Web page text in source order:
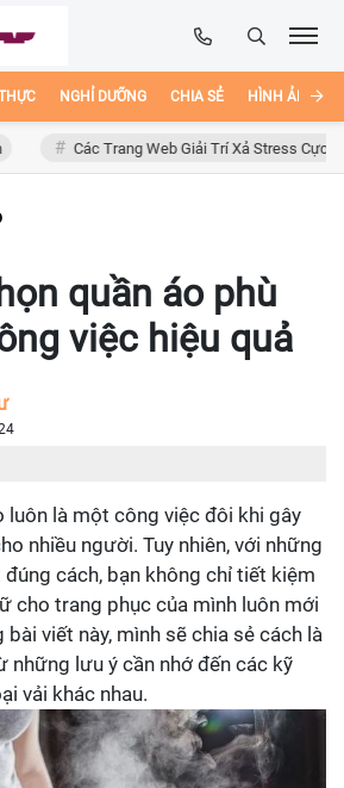
NGHỈ DƯỠNG CHIA SẺ HÌNH ẢNH
Các Trang Web Giải Trí Xả Stress Cực Hay Ho
quần áo phù
việc hiệu quả
luôn là một công việc đôi khi gây
nhiều người. Tuy nhiên, với những
cách, bạn không chỉ tiết kiệm
cho trang phục của mình luôn mới
bài viết này, mình sẽ chia sẻ cách là
những lưu ý cần nhớ đến các kỹ
vải khác nhau.